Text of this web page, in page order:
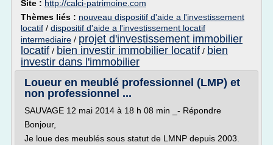
Site : http://calci-patrimoine.com
Thèmes liés : nouveau dispositif d'aide a l'investissement
locatif / dispositif d'aide a l'investissement locatif
intermediaire / projet d'investissement immobilier
locatif / bien investir immobilier locatif / bien
investir dans l'immobilier
Loueur en meublé professionnel (LMP) et
non professionnel ...
SAUVAGE 12 mai 2014 à 18 h 08 min _- Répondre
Bonjour,
Je loue des meublés sous statut de LMNP depuis 2003.